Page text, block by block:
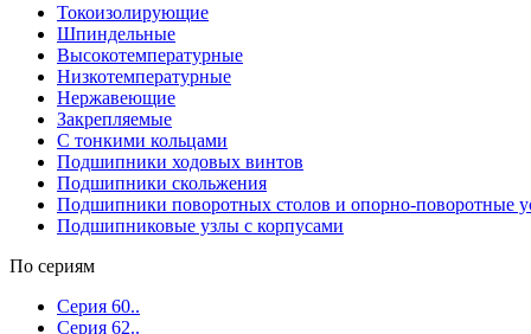
Токоизолирующие
Шпиндельные
Высокотемпературные
Низкотемпературные
Нержавеющие
Закрепляемые
С тонкими кольцами
Подшипники ходовых винтов
Подшипники скольжения
Подшипники поворотных столов и опорно-поворотные
Подшипниковые узлы с корпусами
По сериям
Серия 60..
Серия 62..